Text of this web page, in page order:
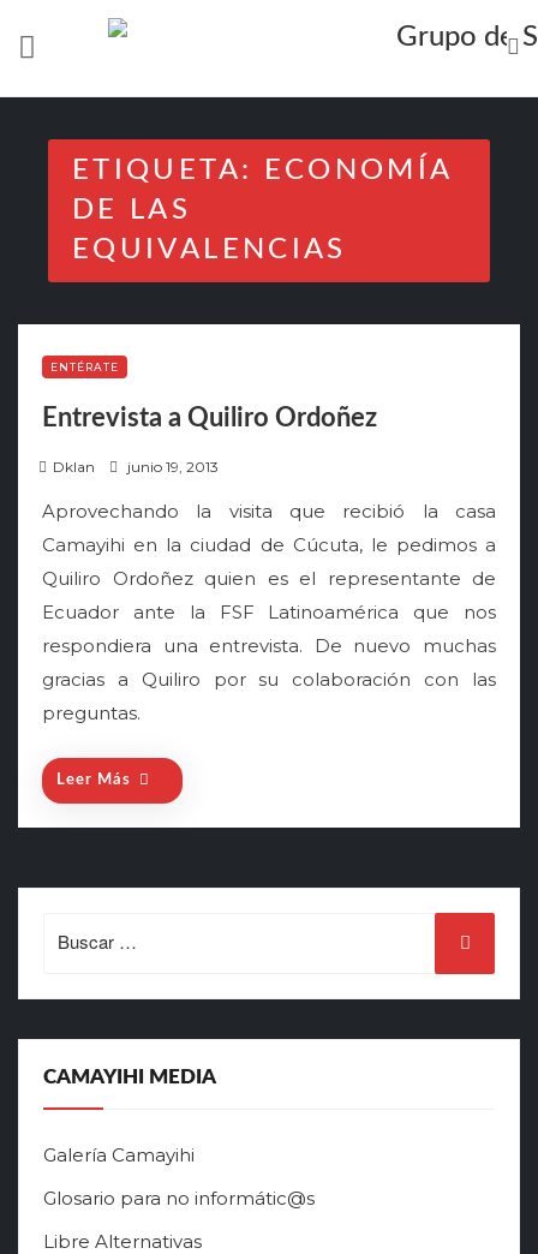
ETIQUETA:
ECONOMÍA
DE LAS
EQUIVALENCIAS
ENTÉRATE
Entrevista a Quiliro Ordoñez
Dklan
s
t
e
d
o
junio 19, 2013
Aprovechando la visita que recibió la casa
Camayihi en la ciudad de Cúcuta, le pedimos a
Quiliro Ordoñez quien es el representante de
Ecuador ante la FSF Latinoamérica que nos
respondiera una entrevista. De nuevo muchas
gracias a Quiliro por su colaboración con las
preguntas.
Leer Más
for:
CAMAYIHI MEDIA
Galería Camayihi
Glosario para no informátic@s
Libre Alternativas